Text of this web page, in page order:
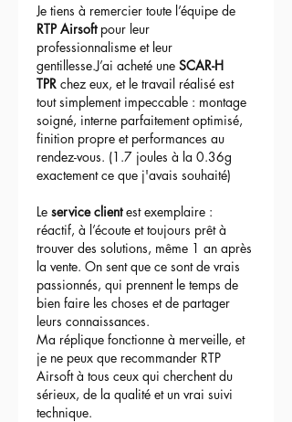
Je tiens à remercier toute l’équipe de
RTP Airsoft pour leur
professionnalisme et leur
gentillesse.J’ai acheté une SCAR-H
TPR chez eux, et le travail réalisé est
tout simplement impeccable : montage
soigné, interne parfaitement optimisé,
finition propre et performances au
rendez-vous. (1.7 joules à la 0.36g
exactement ce que j'avais souhaité)
Le service client est exemplaire :
réactif, à l’écoute et toujours prêt à
trouver des solutions, même 1 an après
la vente. On sent que ce sont de vrais
passionnés, qui prennent le temps de
bien faire les choses et de partager
leurs connaissances.
Ma réplique fonctionne à merveille, et
je ne peux que recommander RTP
Airsoft à tous ceux qui cherchent du
sérieux, de la qualité et un vrai suivi
technique.